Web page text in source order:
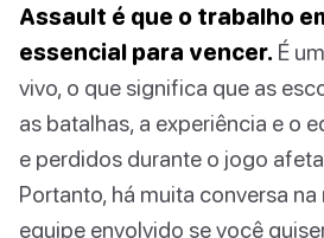
Assault é que o trabalho
essencial para vencer. É
vivo, o que significa que as
as batalhas, a experiência e o
e perdidos durante o jogo
Portanto, há muita conversa
equipe envolvido se você